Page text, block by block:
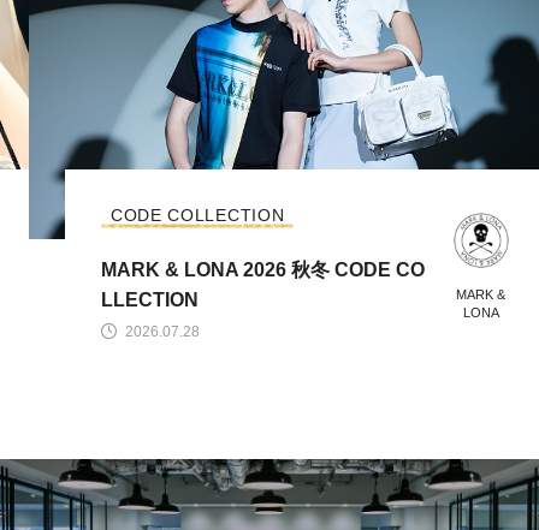
MARK &
LONA
2026.07.28
CODE COLLECTION
MARK & LONA 2026 秋冬 CODE CO
LLECTION